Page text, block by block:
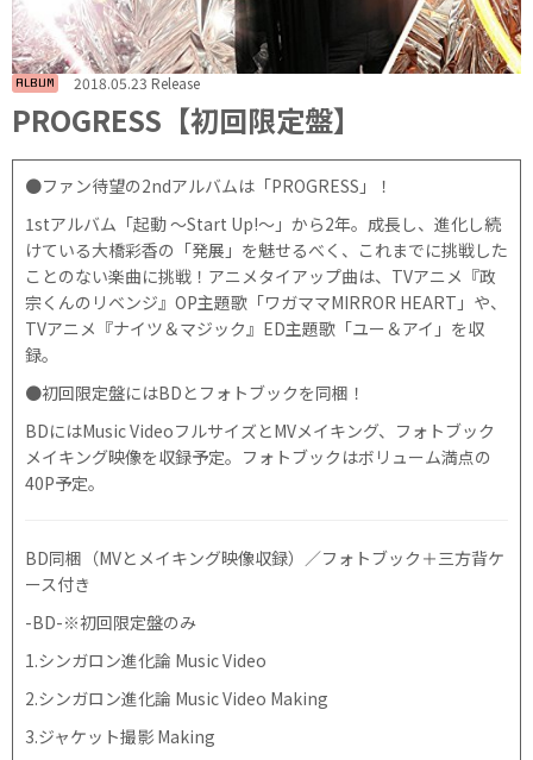
ALBUM 2018.05.23 Release
PROGRESS【初回限定盤】
●ファン待望の2ndアルバムは「PROGRESS」！
1stアルバム「起動 ～Start Up!～」から2年。成長し、進化し続
けている大橋彩香の「発展」を魅せるべく、これまでに挑戦した
ことのない楽曲に挑戦！アニメタイアップ曲は、TVアニメ『政
宗くんのリベンジ』OP主題歌「ワガママMIRROR HEART」や、
TVアニメ『ナイツ＆マジック』ED主題歌「ユー＆アイ」を収
録。
●初回限定盤にはBDとフォトブックを同梱！
BDにはMusic VideoフルサイズとMVメイキング、フォトブック
メイキング映像を収録予定。フォトブックはボリューム満点の
40P予定。
BD同梱（MVとメイキング映像収録）／フォトブック＋三方背ケ
ース付き
-BD-※初回限定盤のみ
1.シンガロン進化論 Music Video
2.シンガロン進化論 Music Video Making
3.ジャケット撮影 Making